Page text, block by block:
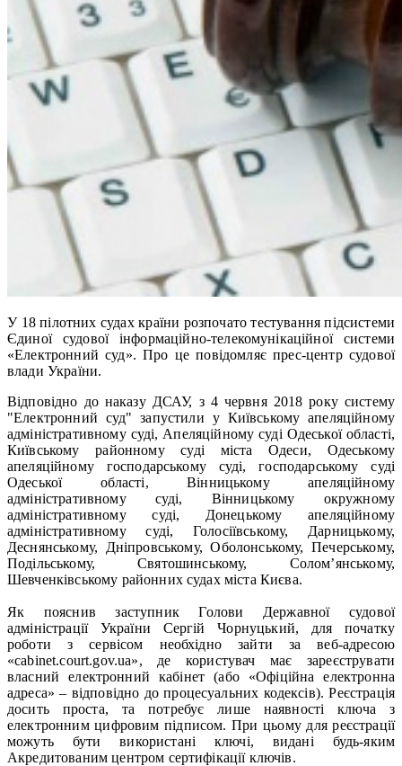
У 18 пілотних судах країни розпочато тестування підсистеми
Єдиної судової інформаційно-телекомунікаційної системи
«Електронний суд». Про це повідомляє прес-центр судової
влади України.
Відповідно до наказу ДСАУ, з 4 червня 2018 року систему
"Електронний суд" запустили у Київському апеляційному
адміністративному суді, Апеляційному суді Одеської області,
Київському районному суді міста Одеси, Одеському
апеляційному господарському суді, господарському суді
Одеської області, Вінницькому апеляційному
адміністративному суді, Вінницькому окружному
адміністративному суді, Донецькому апеляційному
адміністративному суді, Голосіївському, Дарницькому,
Деснянському, Дніпровському, Оболонському, Печерському,
Подільському, Святошинському, Солом’янському,
Шевченківському районних судах міста Києва.
Як пояснив заступник Голови Державної судової
адміністрації України Сергій Чорнуцький, для початку
роботи з сервісом необхідно зайти за веб-адресою
«cabinet.court.gov.ua», де користувач має зареєструвати
власний електронний кабінет (або «Офіційна електронна
адреса» – відповідно до процесуальних кодексів). Реєстрація
досить проста, та потребує лише наявності ключа з
електронним цифровим підписом. При цьому для реєстрації
можуть бути використані ключі, видані будь-яким
Акредитованим центром сертифікації ключів.